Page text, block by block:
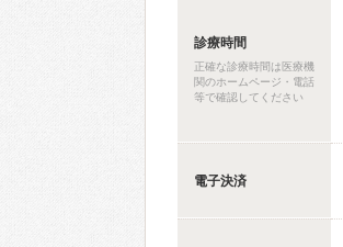
診療時間
正確な診療時間は医療機
関のホームページ・電話
等で確認してください
電子決済